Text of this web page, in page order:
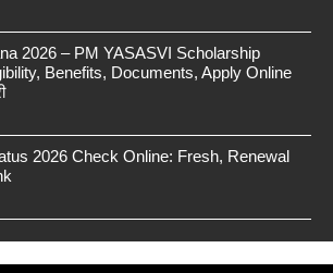
2026 – PM YASASVI Scholarship
Benefits, Documents, Apply Online
2026 Check Online: Fresh, Renewal